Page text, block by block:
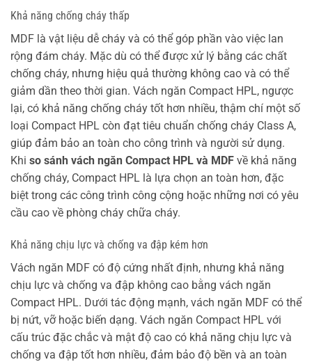
Khả năng chống cháy thấp
MDF là vật liệu dễ cháy và có thể góp phần vào việc lan
rộng đám cháy. Mặc dù có thể được xử lý bằng các chất
chống cháy, nhưng hiệu quả thường không cao và có thể
giảm dần theo thời gian. Vách ngăn Compact HPL, ngược
lại, có khả năng chống cháy tốt hơn nhiều, thậm chí một số
loại Compact HPL còn đạt tiêu chuẩn chống cháy Class A,
giúp đảm bảo an toàn cho công trình và người sử dụng.
Khi so sánh vách ngăn Compact HPL và MDF về khả năng
chống cháy, Compact HPL là lựa chọn an toàn hơn, đặc
biệt trong các công trình công cộng hoặc những nơi có yêu
cầu cao về phòng cháy chữa cháy.
Khả năng chịu lực và chống va đập kém hơn
Vách ngăn MDF có độ cứng nhất định, nhưng khả năng
chịu lực và chống va đập không cao bằng vách ngăn
Compact HPL. Dưới tác động mạnh, vách ngăn MDF có thể
bị nứt, vỡ hoặc biến dạng. Vách ngăn Compact HPL với
cấu trúc đặc chắc và mật độ cao có khả năng chịu lực và
chống va đập tốt hơn nhiều, đảm bảo độ bền và an toàn